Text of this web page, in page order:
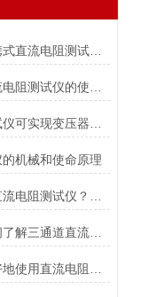
做到这些可减少便携式直流电阻测试仪故障的发生！
机械和使命原理
看完这篇文章，瞬间了解三通道直流电阻测试仪了！